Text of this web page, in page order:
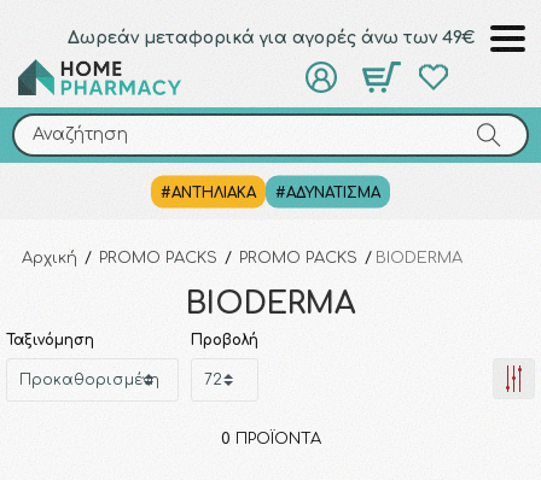
Δωρεάν μεταφορικά για αγορές άνω των 49€
Αναζήτηση
#ΑΝΤΗΛΙΑΚΑ #ΑΔΥΝΑΤΙΣΜΑ
Αναζήτηση
Αρχική / PROMO PACKS / PROMO PACKS / BIODERMA
BIODERMA
Ταξινόμηση Προβολή
0 ΠΡΟΪΌΝΤΑ